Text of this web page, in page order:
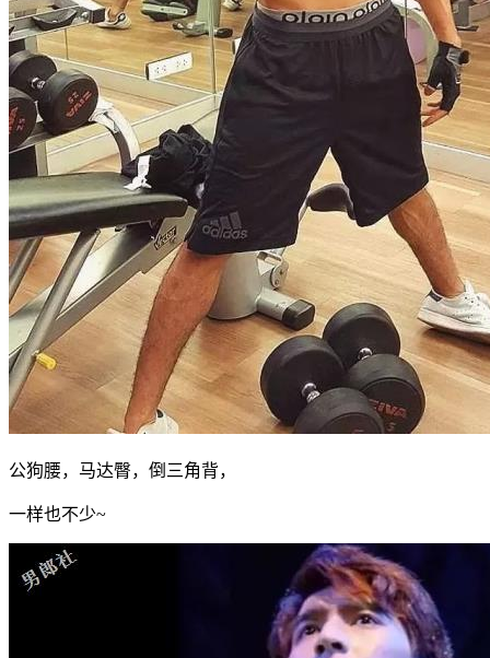
公狗腰，马达臀，倒三角背，
一样也不少~